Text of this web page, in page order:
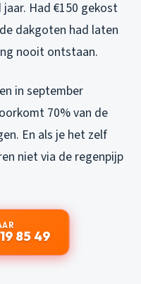
Had €150 gekost
dakgoten had laten
nooit ontstaan.
in september
70% van de
En als je het zelf
niet via de regenpijp
85 49